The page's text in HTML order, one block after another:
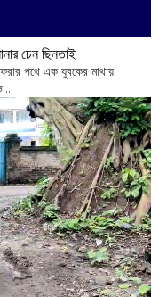
চেন ছিনতাই
পথে এক যুবকের মাথায়